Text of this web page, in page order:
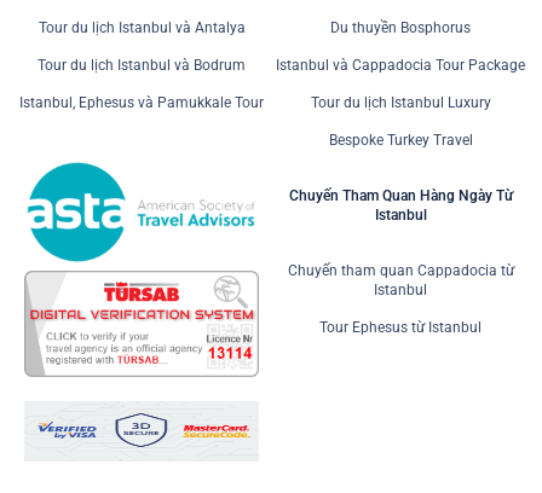
Tour du lịch Istanbul và Antalya
Tour du lịch Istanbul và Bodrum
Istanbul, Ephesus và Pamukkale Tour
Du thuyền Bosphorus
Istanbul và Cappadocia Tour Package
Tour du lịch Istanbul Luxury
Bespoke Turkey Travel
Chuyến Tham Quan Hàng Ngày Từ
Istanbul
Chuyến tham quan Cappadocia từ
Istanbul
Tour Ephesus từ Istanbul